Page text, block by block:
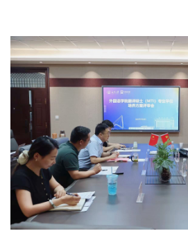
本科教育 研究生教育 国际教育